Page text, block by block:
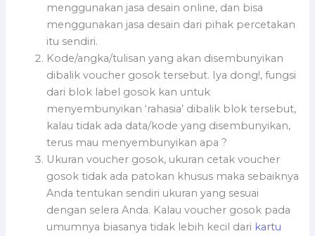
menggunakan jasa desain online, dan bisa
menggunakan jasa desain dari pihak percetakan
itu sendiri.
Kode/angka/tulisan yang akan disembunyikan
dibalik voucher gosok tersebut. Iya dong!, fungsi
dari blok label gosok kan untuk
menyembunyikan ‘rahasia’ dibalik blok tersebut,
kalau tidak ada data/kode yang disembunyikan,
terus mau menyembunyikan apa ?
Ukuran voucher gosok, ukuran cetak voucher
gosok tidak ada patokan khusus maka sebaiknya
Anda tentukan sendiri ukuran yang sesuai
dengan selera Anda. Kalau voucher gosok pada
umumnya biasanya tidak lebih kecil dari kartu